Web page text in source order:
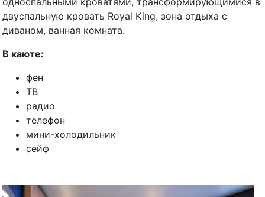
двуспальную кровать Royal King, зона отдыха с
диваном, ванная комната.
В каюте:
фен
ТВ
радио
телефон
мини-холодильник
сейф